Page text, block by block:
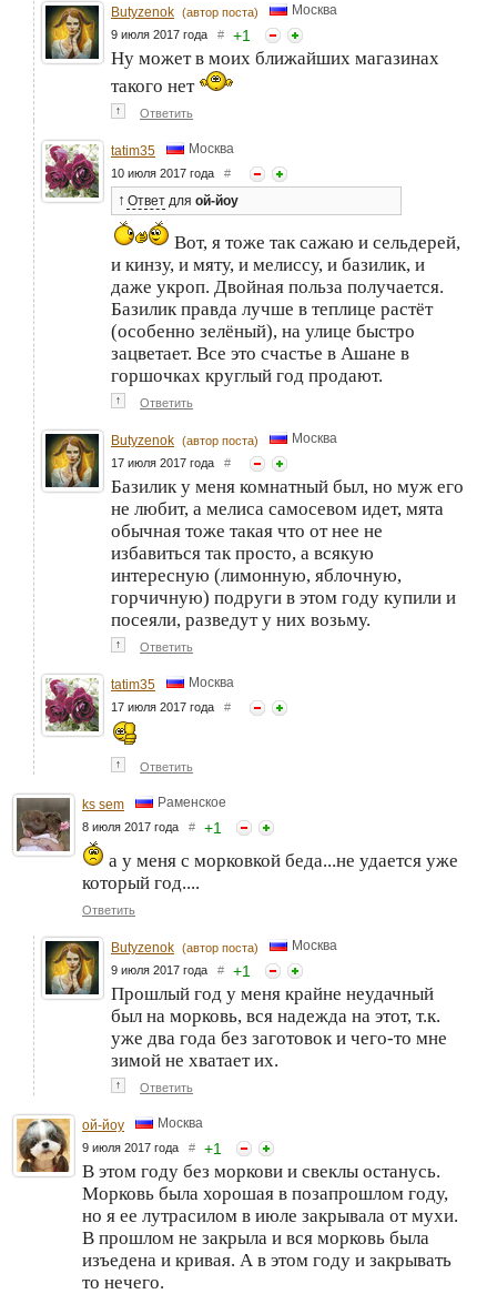
Butyzenok (автор поста) Москва
9 июля 2017 года # +1
Ну может в моих ближайших магазинах
такого нет
↑ Ответить
tatim35 Москва
10 июля 2017 года #
↑ Ответ для ой-йоу
Вот, я тоже так сажаю и сельдерей,
и кинзу, и мяту, и мелиссу, и базилик, и
даже укроп. Двойная польза получается.
Базилик правда лучше в теплице растёт
(особенно зелёный), на улице быстро
зацветает. Все это счастье в Ашане в
горшочках круглый год продают.
↑ Ответить
Butyzenok (автор поста) Москва
17 июля 2017 года #
Базилик у меня комнатный был, но муж его
не любит, а мелиса самосевом идет, мята
обычная тоже такая что от нее не
избавиться так просто, а всякую
интересную (лимонную, яблочную,
горчичную) подруги в этом году купили и
посеяли, разведут у них возьму.
↑ Ответить
tatim35 Москва
17 июля 2017 года #
↑ Ответить
ks sem Раменское
8 июля 2017 года # +1
а у меня с морковкой беда...не удается уже
который год....
Ответить
Butyzenok (автор поста) Москва
9 июля 2017 года # +1
Прошлый год у меня крайне неудачный
был на морковь, вся надежда на этот, т.к.
уже два года без заготовок и чего-то мне
зимой не хватает их.
↑ Ответить
ой-йоу Москва
9 июля 2017 года # +1
В этом году без моркови и свеклы останусь.
Морковь была хорошая в позапрошлом году,
но я ее лутрасилом в июле закрывала от мухи.
В прошлом не закрыла и вся морковь была
изъедена и кривая. А в этом году и закрывать
то нечего.